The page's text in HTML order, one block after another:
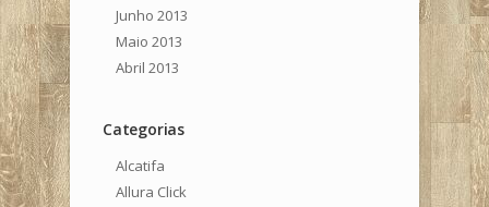
Junho 2013
Maio 2013
Abril 2013
Categorias
Alcatifa
Allura Click